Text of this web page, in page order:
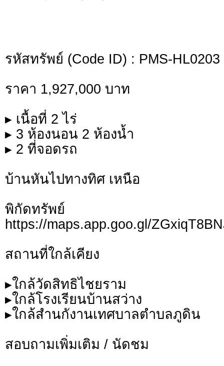
รหัสทรัพย์ (Code ID) : PMS-HL0203
ราคา 1,927,000 บาท
▸ เนื้อที่ 2 ไร่
▸ 3 ห้องนอน 2 ห้องน้ำ
▸ 2 ที่จอดรถ
บ้านหันไปทางทิศ เหนือ
พิกัดทรั
https://maps.app.goo.gl/
สถานที่ใกล้เคียง
▸ใกล้วัดสิทธิไชยราม
▸ใกล้โรงเรียนบ้านสว่าง
▸ใกล้สํานกังานเทศบาลตําบลภูดิน
สอบถามเพิ่มเติม / นัดชม